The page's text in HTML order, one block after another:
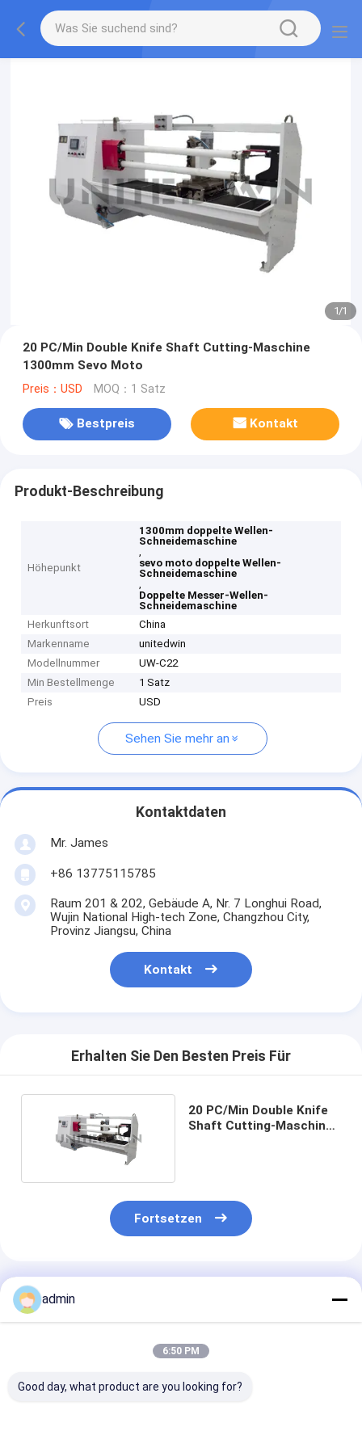
1/1
20 PC/Min Double Knife Shaft Cutting-Maschine
1300mm Sevo Moto
Preis：USD MOQ：1 Satz
Bestpreis Kontakt
Produkt-Beschreibung
Höhepunkt
1300mm doppelte Wellen-
Schneidemaschine
,
sevo moto doppelte Wellen-
Schneidemaschine
,
Doppelte Messer-Wellen-
Schneidemaschine
Herkunftsort
China
Markenname
unitedwin
Modellnummer
UW-C22
Min Bestellmenge
1 Satz
Preis
USD
Sehen Sie mehr an
Kontaktdaten
Mr. James
+86 13775115785
Raum 201 & 202, Gebäude A, Nr. 7 Longhui Road,
Wujin National High-tech Zone, Changzhou City,
Provinz Jiangsu, China
Kontakt
Erhalten Sie Den Besten Preis Für
20 PC/Min Double Knife
Shaft Cutting-Maschine
Fortsetzen
Empfohlene Produkte
admin
6:50 PM
Good day, what product are you looking for?